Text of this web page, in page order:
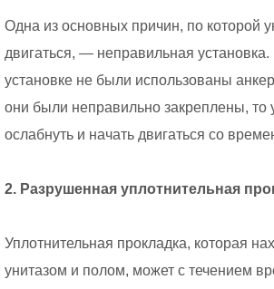
Одна из основных причин, по которой
двигаться, — неправильная
установке не были использованы
они были неправильно закреплены, то
ослабнуть и начать двигаться со
2. Разрушенная уплотнительная
Уплотнительная прокладка, которая
унитазом и полом, может с течением